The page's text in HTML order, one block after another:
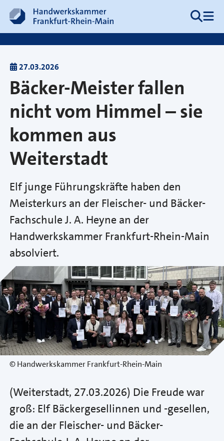
Zum Inhalt springen
Hauptnavigation Suche
27.03.2026
Bäcker-Meister fallen
nicht vom Himmel – sie
kommen aus
Weiterstadt
Elf junge Führungskräfte haben den
Meisterkurs an der Fleischer- und Bäcker-
Fachschule J. A. Heyne an der
Handwerkskammer Frankfurt-Rhein-Main
absolviert.
© Handwerkskammer Frankfurt-Rhein-Main
(Weiterstadt, 27.03.2026) Die Freude war
groß: Elf Bäckergesellinnen und -gesellen,
die an der Fleischer- und Bäcker-